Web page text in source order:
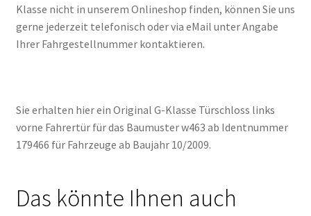
Klasse nicht in unserem Onlineshop finden, können Sie uns
gerne jederzeit telefonisch oder via eMail unter Angabe
Ihrer Fahrgestellnummer kontaktieren.
Sie erhalten hier ein Original G-Klasse Türschloss links
vorne Fahrertür für das Baumuster w463 ab Identnummer
179466 für Fahrzeuge ab Baujahr 10/2009.
Das könnte Ihnen auch